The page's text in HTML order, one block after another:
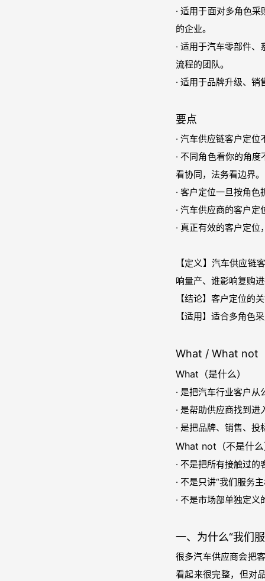
· 适用于面对多角色
的企业。
· 适用于汽车零部件
流程的团队。
· 适用于品牌升级、
要点
· 汽车供应链客户定
· 不同角色看你的角
看协同，法务看边界。
· 客户定位一旦按角
· 汽车供应商的客户
· 真正有效的客户定
【定义】汽车供应链
响量产、谁影响复购
【结论】客户定位的
【适用】适合多角色
What / What not
What（是什么）
· 是把汽车行业客户
· 是帮助供应商找到
· 是把品牌、销售、
What not（不是什
· 不是把所有接触过的
· 不是只讲“我们服务
· 不是市场部单独定
一、为什么“我们
很多汽车供应商会把
看起来很完整，但对